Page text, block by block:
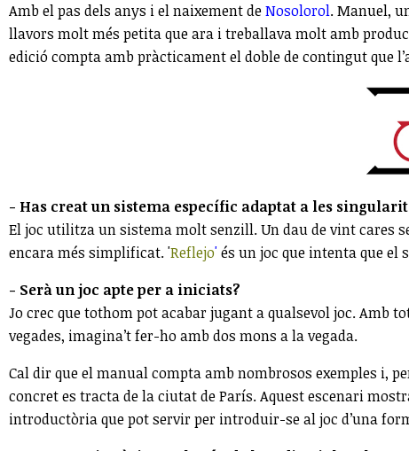
Amb el pas dels anys i el naixement deNosolorol. Manuel,
llavors molt més petita que ara i treballava molt amb
edició compta amb pràcticament el doble de contingut que
- Has creat un sistema específic adaptat a les
El joc utilitza un sistema molt senzill. Un dau de vint cares
encara més simplificat. 'Reflejo' és un joc que intenta que
- Serà un joc apte per a iniciats?
Jo crec que tothom pot acabar jugant a qualsevol joc. Amb
vegades, imagina’t fer-ho amb dos mons a la vegada.
Cal dir que el manual compta amb nombrosos exemples i,
concret es tracta de la ciutat de París. Aquest escenari
introductòria que pot servir per introduir-se al joc d’una